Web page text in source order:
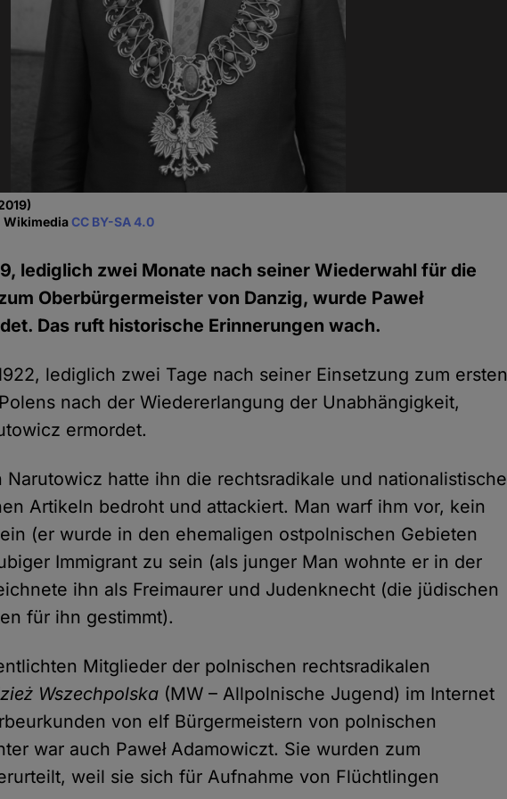
WikimediaCC BY-SA 4.0
lediglich zwei Monate nach seiner Wiederwahl für die
Oberbürgermeister von Danzig, wurde Paweł
Das ruft historische Erinnerungen wach.
lediglich zwei Tage nach seiner Einsetzung zum ersten
nach der Wiedererlangung der Unabhängigkeit,
ermordet.
Narutowicz hatte ihn die rechtsradikale und nationalistische
Artikeln bedroht und attackiert. Man warf ihm vor, kein
(er wurde in den ehemaligen ostpolnischen Gebieten
Immigrant zu sein (als junger Man wohnte er in der
ihn als Freimaurer und Judenknecht (die jüdischen
für ihn gestimmt).
Mitglieder der polnischen rechtsradikalen
Wszechpolska (MW – Allpolnische Jugend) im Internet
von elf Bürgermeistern von polnischen
war auch Paweł Adamowiczt. Sie wurden zum
weil sie sich für Aufnahme von Flüchtlingen